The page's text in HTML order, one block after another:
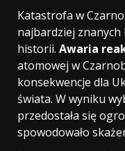
Katastrofa w
najbardziej
historii. Awaria
atomowej w
konsekwencje dla
świata. W wyniku
przedostała się
spowodowało